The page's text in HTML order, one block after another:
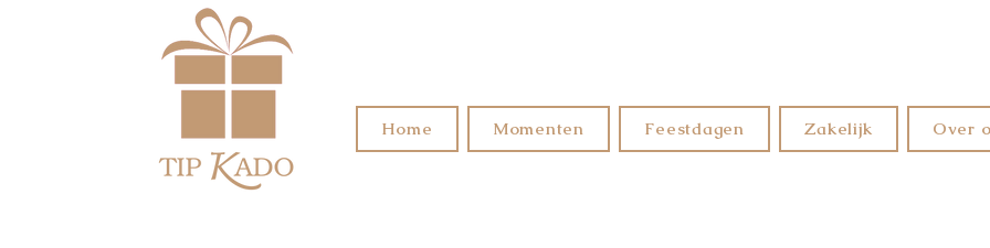
Home Momenten Feestdagen Zakelijk Over